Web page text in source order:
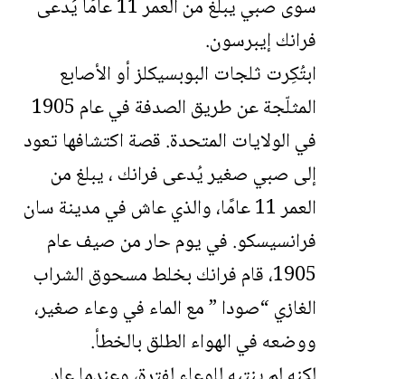
سوى صبي يبلغ من العمر 11 عامًا يُدعى
فرانك إيبرسون.
ابتُكِرت ثلجات البوبسيكلز أو الأصابع
المثلّجة عن طريق الصدفة في عام 1905
في الولايات المتحدة. قصة اكتشافها تعود
إلى صبي صغير يُدعى فرانك ، يبلغ من
العمر 11 عامًا، والذي عاش في مدينة سان
فرانسيسكو. في يوم حار من صيف عام
1905، قام فرانك بخلط مسحوق الشراب
الغازي “صودا ” مع الماء في وعاء صغير،
ووضعه في الهواء الطلق بالخطأ.